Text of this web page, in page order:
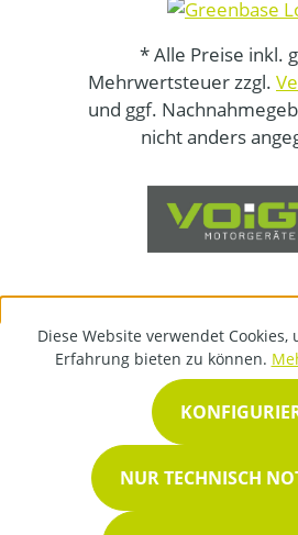
* Alle Preise inkl.
Mehrwertsteuer zzgl.
und ggf.
nicht anders
Diese Website verwendet
Erfahrung bieten zu können.
NUR TECHNISCH